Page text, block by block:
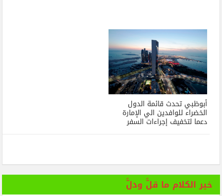
أبوظبي تحدث قائمة الدول
الخضراء للوافدين الي الإمارة
دعما لتخفيف إجراءات السفر
خير الكلام ما قلَّ ودلَّ